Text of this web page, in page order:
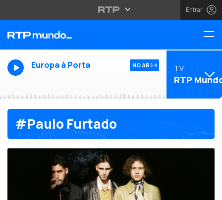
Entrar
Europa à Porta NO AR TV
RTP
#Paulo Furtado